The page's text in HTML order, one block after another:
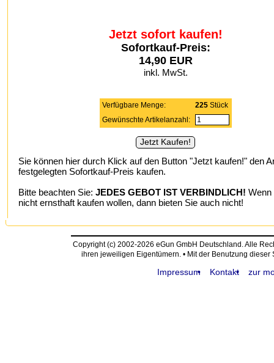
Jetzt sofort kaufen!
Sofortkauf-Preis:
14,90 EUR
inkl. MwSt.
Verfügbare Menge: 225Stück
Gewünschte Artikelanzahl:
Sie können hier durch Klick auf den Button "Jetzt kaufen!" den
festgelegten Sofortkauf-Preis kaufen.
Bitte beachten Sie: JEDES GEBOT IST VERBINDLICH! Wenn
nicht ernsthaft kaufen wollen, dann bieten Sie auch nicht!
Copyright (c) 2002-2026 eGun GmbH Deutschland. Alle
ihren jeweiligen Eigentümern. • Mit der Benutzung
Impressum Kontakt zur